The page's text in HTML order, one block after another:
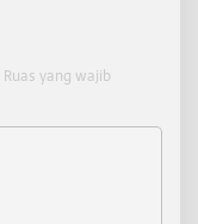
Ruas yang wajib